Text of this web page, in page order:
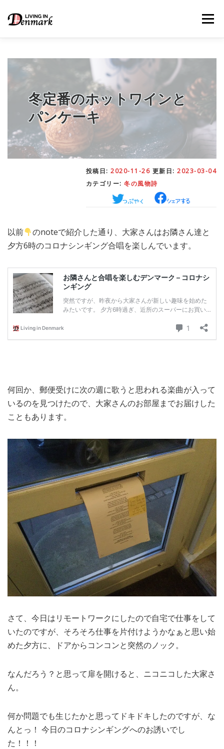
メニュー
– 生活便利帳 FOOD – ごはん事情
STUDY– 留学関連情報
WORK– デンマークの働き方
– 日本人の考察
MEDIA– メディア掲載 TRAVEL– 旅行
EVERYDAY
ABOUT US- サイトについて
冬定番のホットワインと
パンケーキ
投稿日: 2020-11-26 更新日: 2023-03-04
カテゴリー: 冬の風物詩
以前
のnoteで紹介した通り、大家さんはお隣さん達と
夕方6時のコロナシンギング合唱を楽しんでいます。
何回か、郵便受けに次の週に歌うと思われる楽曲が入って
いるのを見つけたので、大家さんのお部屋までお届けした
こともあります。
さて、今日はリモートワークにしたので自宅で仕事をして
いたのですが、そろそろ仕事を片付けようかなぁと思い始
めた夕方に、ドアからコンコンと突然のノック。
なんだろう？と思って扉を開けると、ニコニコした大家さ
ん。
何か問題でも生じたかと思ってドキドキしたのですが、な
んとっ！ 今日のコロナシンギングへのお誘いでし
た！！！